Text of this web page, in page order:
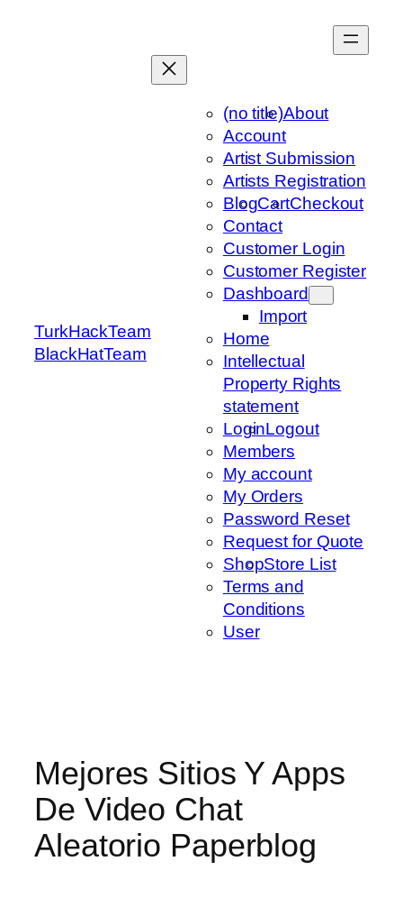
TurkHackTeam
BlackHatTeam
(no title)About
Account
Artist Submission
Artists Registration
BlogCartCheckout
Contact
Customer Login
Customer Register
Dashboard
Import
Home
Intellectual
Property Rights
statement
LoginLogout
Members
My account
My Orders
Password Reset
Request for Quote
ShopStore List
Terms and
Conditions
User
Mejores Sitios Y Apps
De Video Chat
Aleatorio Paperblog